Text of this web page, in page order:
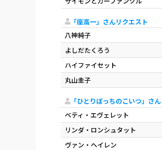
「座高一」さんリクエスト
八神純子
よしだたくろう
ハイファイセット
丸山圭子
「ひとりぼっちのこいつ」さ
ベティ・エヴェレット
リンダ・ロンシュタット
ヴァン・ヘイレン